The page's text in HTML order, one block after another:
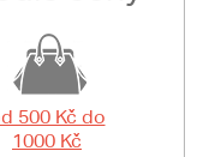
500 Kč do
1000 Kč